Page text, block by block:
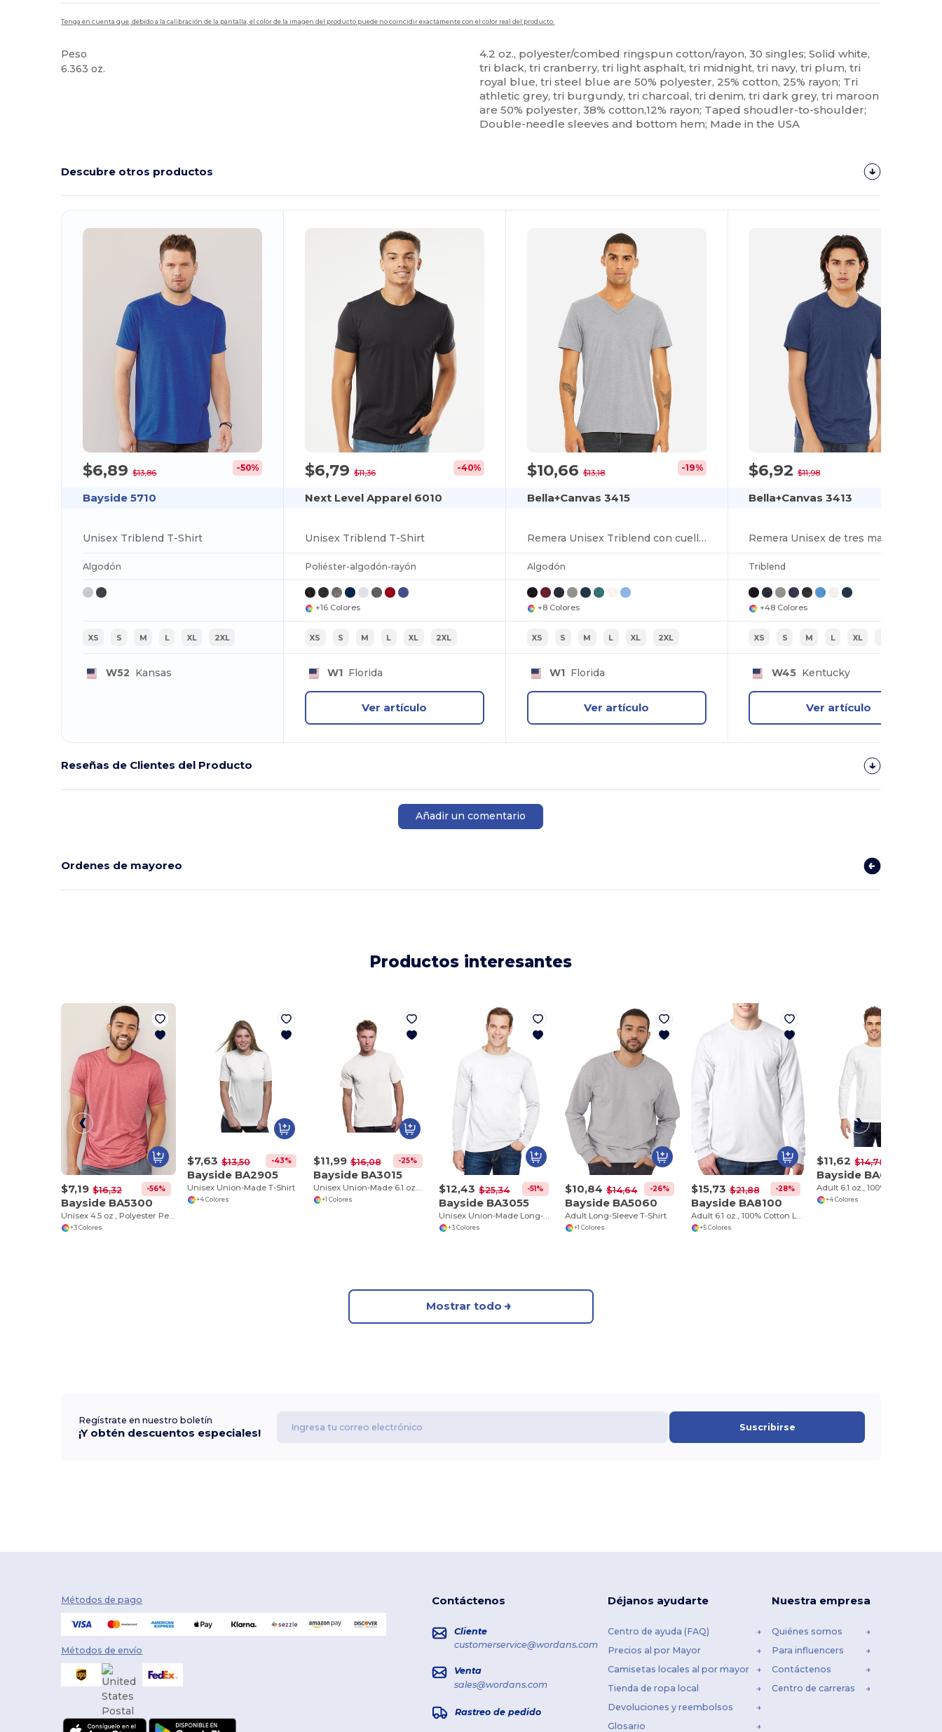
Tenga en cuenta que, debido a la calibración de la pantalla, el color de la imagen del producto puede no coincidir exactamente con el color real del producto.
Peso
6.363 oz.
4.2 oz., polyester/combed ringspun cotton/rayon, 30 singles; Solid white,
tri black, tri cranberry, tri light asphalt, tri midnight, tri navy, tri plum, tri
royal blue, tri steel blue are 50% polyester, 25% cotton, 25% rayon; Tri
athletic grey, tri burgundy, tri charcoal, tri denim, tri dark grey, tri maroon
are 50% polyester, 38% cotton,12% rayon; Taped shoudler-to-shoulder;
Double-needle sleeves and bottom hem; Made in the USA
Descubre otros productos
$6,89$13,86 -50%
Bayside 5710
Unisex Triblend T-Shirt
Algodón
XS S M L XL 2XL
W52 Kansas
$6,79 $11,36 -40%
Next Level Apparel 6010
Unisex Triblend T-Shirt
Poliéster-algodón-rayón
+16 Colores
XS S M L XL 2XL
W1 Florida
Ver artículo
$10,66$13,18 -19%
Bella+Canvas 3415
Remera Unisex Triblend con cuello en V
Algodón
+8 Colores
XS S M L XL 2XL
W1 Florida
Ver artículo
$6,92$11,98
Bella+Canvas 3413
Triblend
+48 Colores
XS S M L XL
W45Kentucky
Ver artículo
Reseñas de Clientes del Producto
Añadir un comentario
Ordenes de mayoreo
Productos interesantes
$7,19 $16,32 -56%
Bayside BA5300
Unisex 4.5 oz., Polyester Performance T-Shirt
+3 Colores
$7,63 $13,50 -43%
Bayside BA2905
Unisex Union-Made T-Shirt
+4 Colores
$11,99 $16,08 -25%
Bayside BA3015
+1 Colores
$12,43 $25,34 -51%
Bayside BA3055
Unisex Union-Made Long-Sleeve Pocket Crew T-Shirt
+3 Colores
$10,84 $14,64 -26%
Bayside BA5060
Adult Long-Sleeve T-Shirt
+1 Colores
$15,73 $21,88 -28%
Bayside BA8100
Adult 6.1 oz., 100% Cotton Long Sleeve Pocket T-Shirt
+5 Colores
$11,62 $14,78
Bayside BA6100
+4 Colores
Mostrar todo
Regístrate en nuestro boletín
¡Y obtén descuentos especiales! Suscribirse
Métodos de pago
Métodos de envío
Contáctenos
Cliente
customerservice@wordans.com
Venta
sales@wordans.com
Rastreo de pedido
Déjanos ayudarte
Centro de ayuda (FAQ)
Precios al por Mayor
Camisetas locales al por mayor
Tienda de ropa local
Devoluciones y reembolsos
Glosario
Nuestra empresa
Quiénes somos
Para influencers
Contáctenos
Centro de carreras